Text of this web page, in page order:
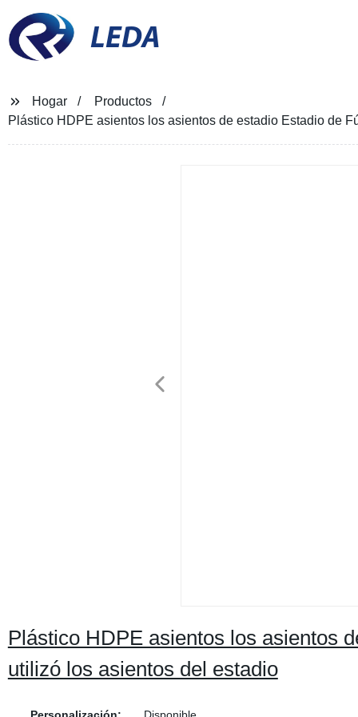
LEDA
Hogar
Productos
Plástico HDPE asientos los asientos de estadio Estadio de
Plástico HDPE asientos los asientos
utilizó los asientos del estadio